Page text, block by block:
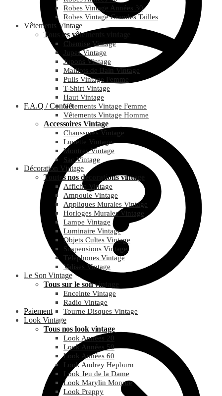
F.A.Q / Contact
Paiement
Robes Vintage Années 30
Robes Vintage Grandes Tailles
Vêtements Vintage
Tous les vêtements vintage
Chemise Vintage
Jupes Vintage
Jupons Vintage
Maillots de Bain Vintage
Pulls Vintage Femme
T-Shirt Vintage
Haut Vintage
Vêtements Vintage Femme
Vêtements Vintage Homme
Accessoires Vintage
Chaussures Vintage
Lunette Vintage
Montres Vintage
Sac Vintage
Décoration Vintage
Toutes nos décorations vintage
Affiche Vintage
Ampoule Vintage
Appliques Murales Vintage
Horloges Murales Vintage
Lampe Vintage
Luminaire Vintage
Objets Cultes Vintage
Suspensions Vintage
Téléphones Vintage
Valises Vintage
Le Son Vintage
Tous sur le son vintage
Enceinte Vintage
Radio Vintage
Tourne Disques Vintage
Look Vintage
Tous nos look vintage
Look Années 20
Look Années 50
Look Années 60
Look Audrey Hepburn
Look Jeu de la Dame
Look Marylin Monroe
Look Preppy